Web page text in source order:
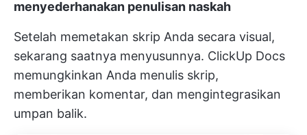
menyederhanakan penulisan naskah
Setelah memetakan skrip Anda secara visual,
sekarang saatnya menyusunnya. ClickUp Docs
memungkinkan Anda menulis skrip,
memberikan komentar, dan mengintegrasikan
umpan balik.